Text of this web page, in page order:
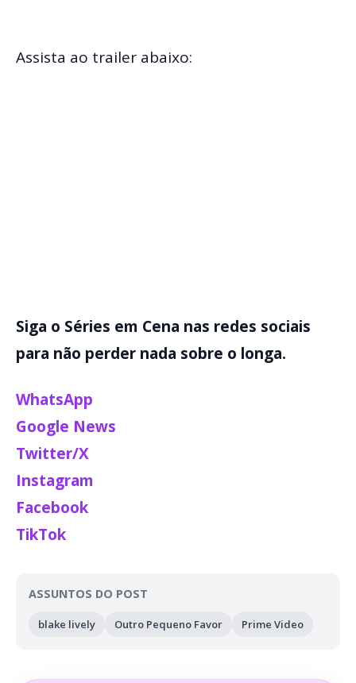
Assista ao trailer abaixo:
Siga o Séries em Cena nas redes sociais
para não perder nada sobre o longa.
WhatsApp
Google News
Twitter/X
Instagram
Facebook
TikTok
ASSUNTOS DO POST
blake lively Outro Pequeno Favor Prime Video